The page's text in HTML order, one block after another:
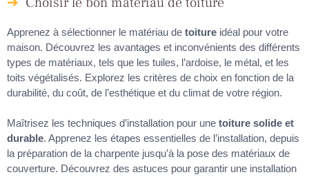
Apprenez à sélectionner le matériau de toiture idéal pour votre
maison. Découvrez les avantages et inconvénients des différents
types de matériaux, tels que les tuiles, l’ardoise, le métal, et les
toits végétalisés. Explorez les critères de choix en fonction de la
durabilité, du coût, de l’esthétique et du climat de votre région.
Maîtrisez les techniques d’installation pour une toiture solide et
durable. Apprenez les étapes essentielles de l’installation, depuis
la préparation de la charpente jusqu’à la pose des matériaux de
couverture. Découvrez des astuces pour garantir une installation